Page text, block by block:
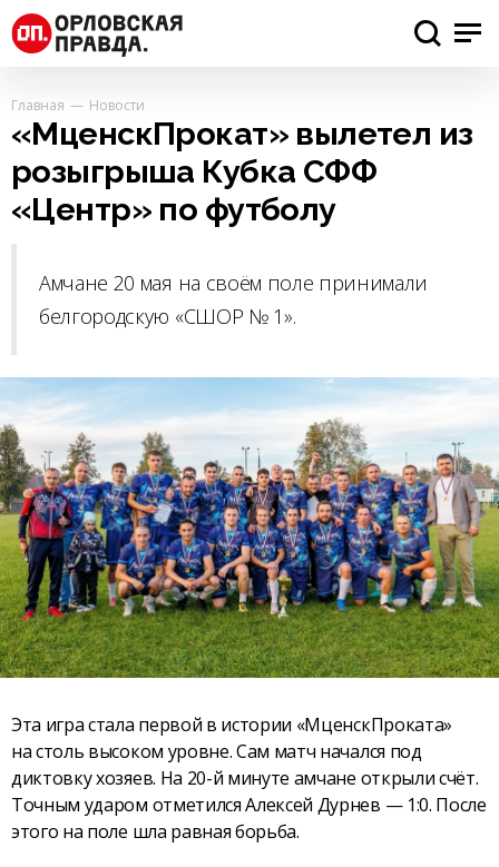
Главная Новости
«МценскПрокат» вылетел из
розыгрыша Кубка СФФ
«Центр» по футболу
Амчане 20 мая на своём поле принимали
белгородскую «СШОР № 1».
Эта игра стала первой в истории «МценскПроката»
на столь высоком уровне. Сам матч начался под
диктовку хозяев. На 20-й минуте амчане открыли счёт.
Точным ударом отметился Алексей Дурнев — 1:0. После
этого на поле шла равная борьба.